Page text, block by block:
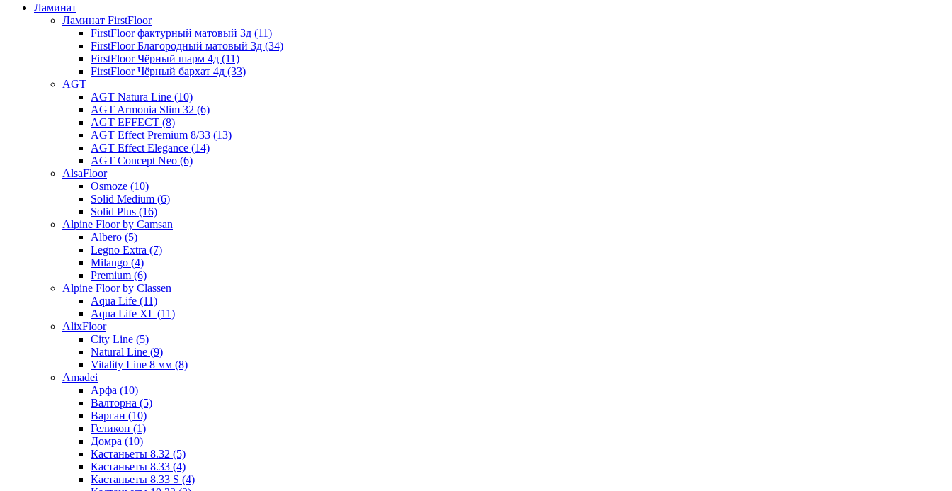
Ламинат
Ламинат FirstFloor
FirstFloor фактурный матовый 3д (11)
FirstFloor Благородный матовый 3д (34)
FirstFloor Чёрный шарм 4д (11)
FirstFloor Чёрный бархат 4д (33)
AGT
AGT Natura Line (10)
AGT Armonia Slim 32 (6)
AGT EFFECT (8)
AGT Effect Premium 8/33 (13)
AGT Effect Elegance (14)
AGT Concept Neo (6)
AlsaFloor
Osmoze (10)
Solid Medium (6)
Solid Plus (16)
Alpine Floor by Camsan
Albero (5)
Legno Extra (7)
Milango (4)
Premium (6)
Alpine Floor by Classen
Aqua Life (11)
Aqua Life XL (11)
AlixFloor
City Line (5)
Natural Line (9)
Vitality Line 8 мм (8)
Amadei
Арфа (10)
Валторна (5)
Варган (10)
Геликон (1)
Домра (10)
Кастаньеты 8.32 (5)
Кастаньеты 8.33 (4)
Кастаньеты 8.33 S (4)